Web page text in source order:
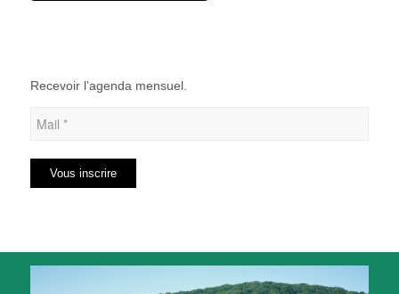
Recevoir l’agenda mensuel.